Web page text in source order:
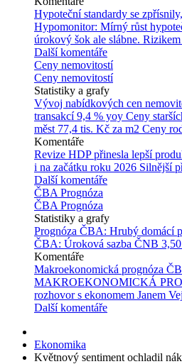
Hypoteční standardy se
Hypomonitor: Mírný růst
úrokový šok ale slábne.
Další komentáře
Ceny nemovitostí
Ceny nemovitostí
Statistiky a grafy
Vývoj nabídkových cen
transakcí 9,4 % yoy Ceny
měst 77,4 tis. Kč za m2 Ceny
Komentáře
Revize HDP přinesla lepší
i na začátku roku 2026 Silnější
Další komentáře
ČBA Prognóza
ČBA Prognóza
Statistiky a grafy
Prognóza ČBA: Hrubý domácí
ČBA: Úroková sazba ČNB
Komentáře
Makroekonomická prognóza
MAKROEKONOMICKÁ
rozhovor s ekonomem Janem
Další komentáře
Ekonomika
Květnový sentiment ochladil